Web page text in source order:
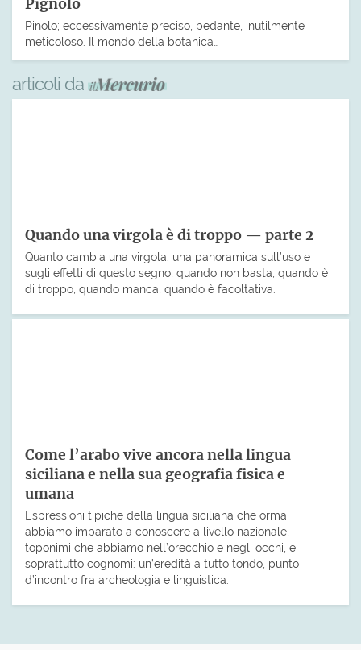
Pignolo
Pinolo; eccessivamente preciso, pedante, inutilmente
meticoloso. Il mondo della botanica…
articoli da
Quando una virgola è di troppo — parte 2
Quanto cambia una virgola: una panoramica sull’uso e
sugli effetti di questo segno, quando non basta, quando è
di troppo, quando manca, quando è facoltativa.
Come l’arabo vive ancora nella lingua
siciliana e nella sua geografia fisica e
umana
Espressioni tipiche della lingua siciliana che ormai
abbiamo imparato a conoscere a livello nazionale,
toponimi che abbiamo nell’orecchio e negli occhi, e
soprattutto cognomi: un’eredità a tutto tondo, punto
d’incontro fra archeologia e linguistica.